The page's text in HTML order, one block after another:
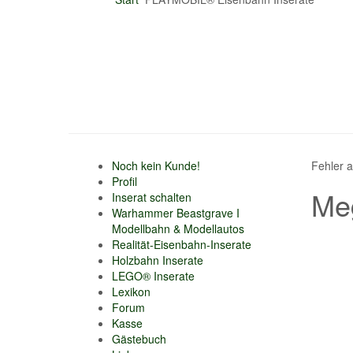
Noch kein Kunde!
Profil
Inserat schalten
Warhammer Beastgrave I
Modellbahn & Modellautos
Realität-Eisenbahn-Inserate
Holzbahn Inserate
LEGO® Inserate
Lexikon
Forum
Kasse
Gästebuch
Fehler